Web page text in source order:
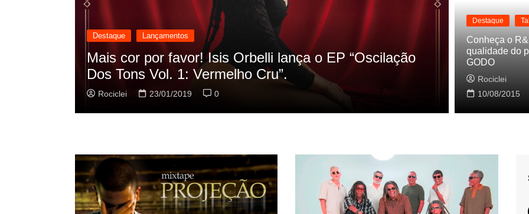
Destaque Lançamentos
Rashid vai buscar nos HQs as referencias do clipe de
sua nova música
Rociclei 22/01/2019 0
Destaque
Cynthia
Baleiro
Rociclei
Destaque
Conheça o
qualidade do
GODO
Rociclei
10/08/2015